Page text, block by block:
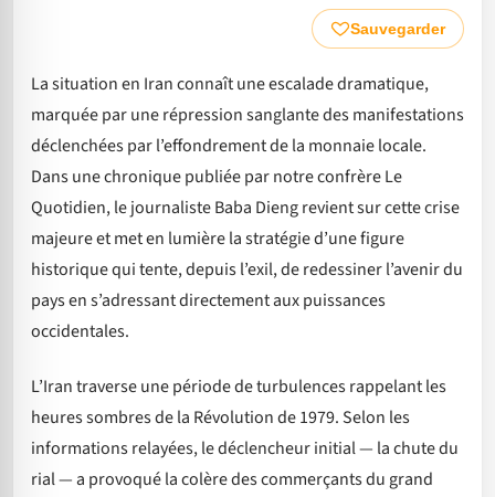
Sauvegarder
La situation en Iran connaît une escalade dramatique,
marquée par une répression sanglante des manifestations
déclenchées par l’effondrement de la monnaie locale.
Dans une chronique publiée par notre confrère Le
Quotidien, le journaliste Baba Dieng revient sur cette crise
majeure et met en lumière la stratégie d’une figure
historique qui tente, depuis l’exil, de redessiner l’avenir du
pays en s’adressant directement aux puissances
occidentales.
L’Iran traverse une période de turbulences rappelant les
heures sombres de la Révolution de 1979. Selon les
informations relayées, le déclencheur initial — la chute du
rial — a provoqué la colère des commerçants du grand